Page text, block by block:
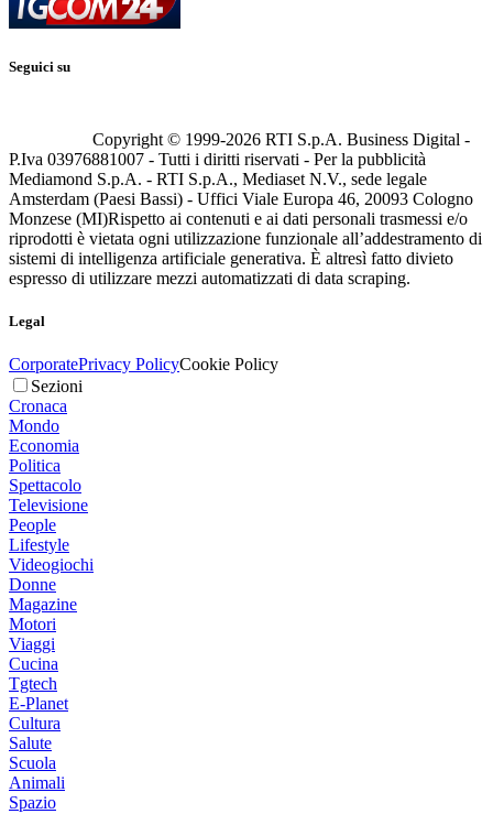
Seguici su
Copyright © 1999-2026 RTI S.p.A. Business Digital -
P.Iva 03976881007 - Tutti i diritti riservati - Per la pubblicità
Mediamond S.p.A. - RTI S.p.A., Mediaset N.V., sede legale
Amsterdam (Paesi Bassi) - Uffici Viale Europa 46, 20093 Cologno
Monzese (MI)Rispetto ai contenuti e ai dati personali trasmessi e/o
riprodotti è vietata ogni utilizzazione funzionale all’addestramento di
sistemi di intelligenza artificiale generativa. È altresì fatto divieto
espresso di utilizzare mezzi automatizzati di data scraping.
Legal
CorporatePrivacy PolicyCookie Policy
Sezioni
Cronaca
Mondo
Economia
Politica
Spettacolo
Televisione
People
Lifestyle
Videogiochi
Donne
Magazine
Motori
Viaggi
Cucina
Tgtech
E-Planet
Cultura
Salute
Scuola
Animali
Spazio